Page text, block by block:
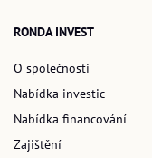
RONDA INVEST
O společnosti
Nabídka investic
Nabídka financování
Zajištění